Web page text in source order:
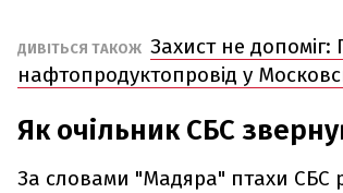
ДИВІТЬСЯ ТАКОЖ Захист не допоміг:
нафтопродуктопровід у
Як очільник СБС
За словами "Мадяра" птахи СБС